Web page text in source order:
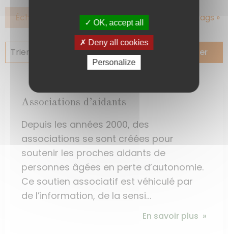
Échanges Motricité Voir plus de tags »
Trier par : Rechercher
Associations d’aidants
Depuis les années 2000, des
associations se sont créées pour
soutenir les proches aidants de
personnes âgées en perte d’autonomie.
Ce soutien associatif est véhiculé par
de l’information, de la sensi…
En savoir plus
OK, accept all
Deny all cookies
Personalize